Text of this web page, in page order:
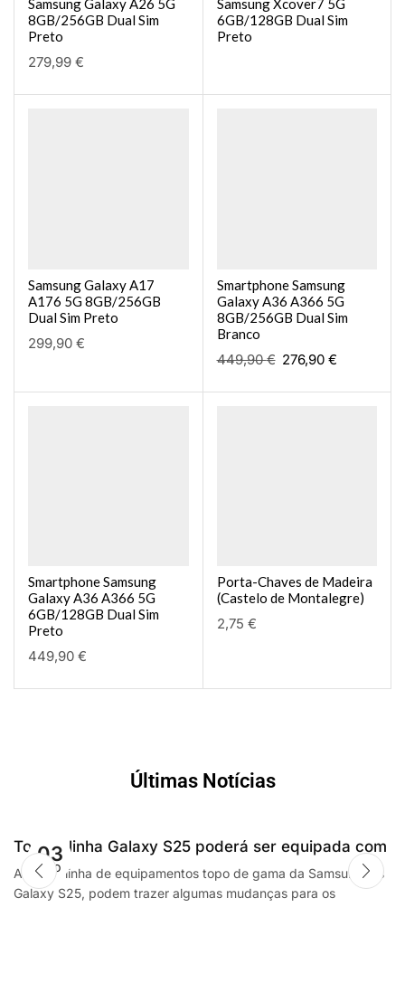
Samsung Galaxy A26 5G
8GB/256GB Dual Sim
Preto
279,99 €
Samsung Xcover7 5G
6GB/128GB Dual Sim
Preto
Samsung Galaxy A17
A176 5G 8GB/256GB
Dual Sim Preto
299,90 €
Smartphone Samsung
Galaxy A36 A366 5G
8GB/256GB Dual Sim
Branco
449,90€ 276,90 €
Smartphone Samsung
Galaxy A36 A366 5G
6GB/128GB Dual Sim
Preto
449,90 €
Porta-Chaves de Madeira
(Castelo de Montalegre)
2,75 €
Últimas Notícias
03
AGO
Toda a linha Galaxy S25 poderá ser equipada com
processadores SnapdragonSegway Ninebot E2,
F2 Plus, and MaxG2 e-scooters review
A futura linha de equipamentos topo de gama da Samsung, os
Galaxy S25, podem trazer algumas mudanças para os